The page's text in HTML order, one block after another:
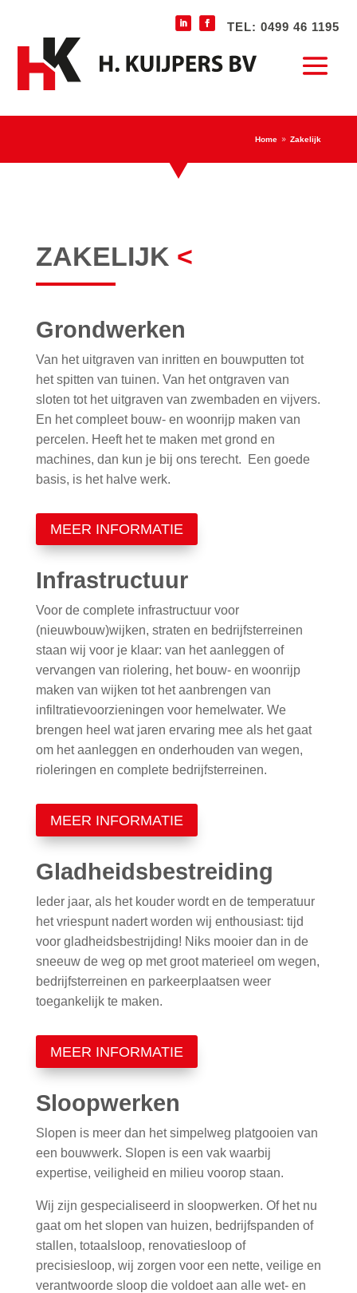
TEL: 0499 46 1195
Home 9 Zakelijk
ZAKELIJK <
Grondwerken
Van het uitgraven van inritten en bouwputten tot
het spitten van tuinen. Van het ontgraven van
sloten tot het uitgraven van zwembaden en vijvers.
En het compleet bouw- en woonrijp maken van
percelen. Heeft het te maken met grond en
machines, dan kun je bij ons terecht. Een goede
basis, is het halve werk.
MEER INFORMATIE
Infrastructuur
Voor de complete infrastructuur voor
(nieuwbouw)wijken, straten en bedrijfsterreinen
staan wij voor je klaar: van het aanleggen of
vervangen van riolering, het bouw- en woonrijp
maken van wijken tot het aanbrengen van
infiltratievoorzieningen voor hemelwater. We
brengen heel wat jaren ervaring mee als het gaat
om het aanleggen en onderhouden van wegen,
rioleringen en complete bedrijfsterreinen.
MEER INFORMATIE
Gladheidsbestreiding
Ieder jaar, als het kouder wordt en de temperatuur
het vriespunt nadert worden wij enthousiast: tijd
voor gladheidsbestrijding! Niks mooier dan in de
sneeuw de weg op met groot materieel om wegen,
bedrijfsterreinen en parkeerplaatsen weer
toegankelijk te maken.
MEER INFORMATIE
Sloopwerken
Slopen is meer dan het simpelweg platgooien van
een bouwwerk. Slopen is een vak waarbij
expertise, veiligheid en milieu voorop staan.
Wij zijn gespecialiseerd in sloopwerken. Of het nu
gaat om het slopen van huizen, bedrijfspanden of
stallen, totaalsloop, renovatiesloop of
precisiesloop, wij zorgen voor een nette, veilige en
verantwoorde sloop die voldoet aan alle wet- en